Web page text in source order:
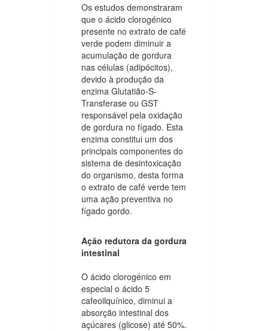
Os estudos demonstraram
que o ácido clorogénico
presente no extrato de café
verde podem diminuir a
acumulação de gordura
nas células (adipócitos),
devido à produção da
enzima Glutatião-S-
Transferase ou GST
responsável pela oxidação
de gordura no fígado. Esta
enzima constitui um dos
principais componentes do
sistema de desintoxicação
do organismo, desta forma
o extrato de café verde tem
uma ação preventiva no
fígado gordo.
Ação redutora da gordura
intestinal
O ácido clorogénico em
especial o ácido 5
cafeoilquínico, diminui a
absorção intestinal dos
açúcares (glicose) até 50%.